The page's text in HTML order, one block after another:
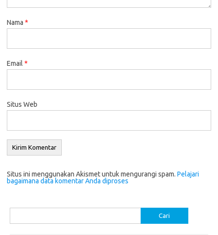
Nama *
Email *
Situs Web
Situs ini menggunakan Akismet untuk mengurangi spam. Pelajari
bagaimana data komentar Anda diproses
untuk: